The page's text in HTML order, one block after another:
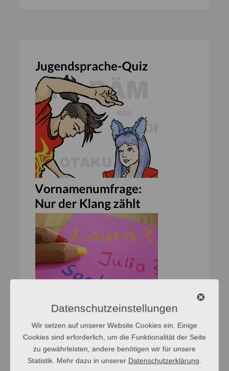
Datenschutzeinstellungen
Wir setzen auf unserer Website Cookies ein. Einige
Cookies sind erforderlich, um die Funktionalität der Seite
zu gewährleisten, andere benötigen wir für unsere
Statistik. Mehr dazu in unserer Datenschutzerklärung